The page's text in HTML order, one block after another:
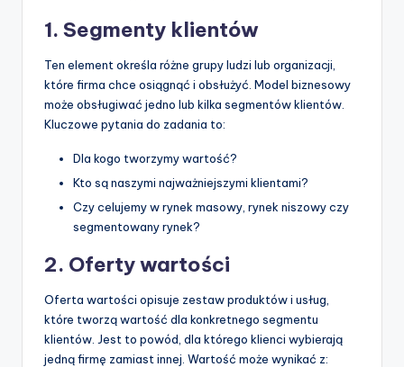
1. Segmenty klientów
Ten element określa różne grupy ludzi lub organizacji,
które firma chce osiągnąć i obsłużyć. Model biznesowy
może obsługiwać jedno lub kilka segmentów klientów.
Kluczowe pytania do zadania to:
Dla kogo tworzymy wartość?
Kto są naszymi najważniejszymi klientami?
Czy celujemy w rynek masowy, rynek niszowy czy
segmentowany rynek?
2. Oferty wartości
Oferta wartości opisuje zestaw produktów i usług,
które tworzą wartość dla konkretnego segmentu
klientów. Jest to powód, dla którego klienci wybierają
jedną firmę zamiast innej. Wartość może wynikać z: